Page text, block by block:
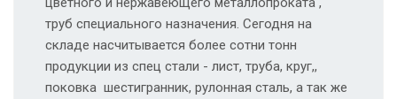
труб специального назначения. Сегодня на
складе насчитывается более сотни тонн
продукции из спец стали - лист, труба, круг,,
поковка шестигранник, рулонная сталь, а так же